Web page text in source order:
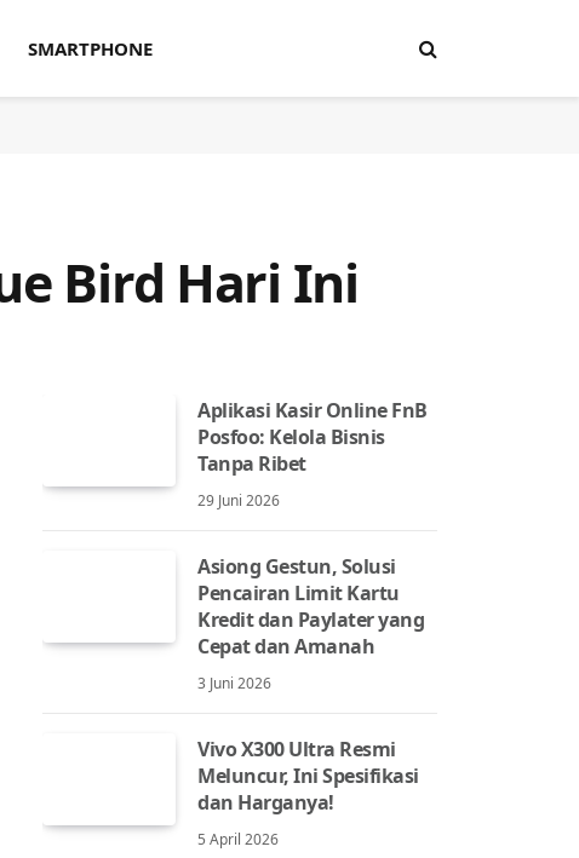
SMARTPHONE
Bird Hari Ini
Aplikasi Kasir Online FnB
Posfoo: Kelola Bisnis
Tanpa Ribet
29 Juni 2026
Asiong Gestun, Solusi
Pencairan Limit Kartu
Kredit dan Paylater yang
Cepat dan Amanah
3 Juni 2026
Vivo X300 Ultra Resmi
Meluncur, Ini Spesifikasi
dan Harganya!
5 April 2026